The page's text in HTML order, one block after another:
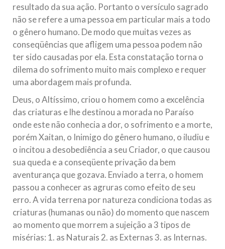
resultado da sua ação. Portanto o versículo sagrado
não se refere a uma pessoa em particular mais a todo
o gênero humano. De modo que muitas vezes as
conseqüências que afligem uma pessoa podem não
ter sido causadas por ela. Esta constatação torna o
dilema do sofrimento muito mais complexo e requer
uma abordagem mais profunda.
Deus, o Altíssimo, criou o homem como a excelência
das criaturas e lhe destinou a morada no Paraíso
onde este não conhecia a dor, o sofrimento e a morte,
porém Xaitan, o Inimigo do gênero humano, o iludiu e
o incitou a desobediência a seu Criador, o que causou
sua queda e a conseqüente privação da bem
aventurança que gozava. Enviado a terra, o homem
passou a conhecer as agruras como efeito de seu
erro. A vida terrena por natureza condiciona todas as
criaturas (humanas ou não) do momento que nascem
ao momento que morrem a sujeição a 3 tipos de
misérias: 1. as Naturais 2. as Externas 3. as Internas.